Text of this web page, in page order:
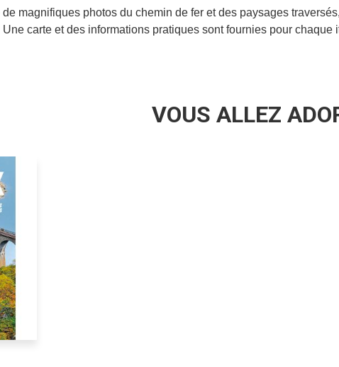
magnifiques photos du chemin de fer et des paysages
carte et des informations pratiques sont fournies pour chaque
VOUS ALLEZ